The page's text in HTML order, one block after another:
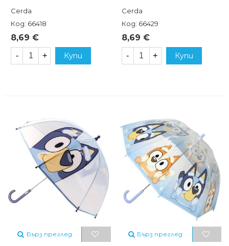
Cerda
Код: 66418
8,69 €
- + Купи
Cerda
Код: 66429
8,69 €
- + Купи
Бърз преглед Бърз преглед